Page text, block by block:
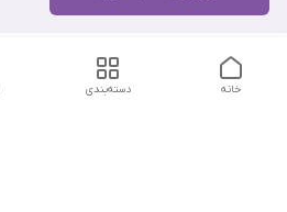
دسته‌بندی خانه